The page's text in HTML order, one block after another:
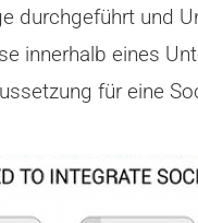
durchgeführt und
innerhalb eines
für eine